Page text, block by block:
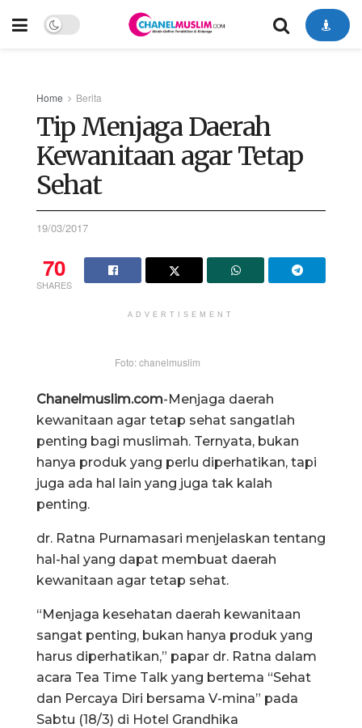
Home Berita
Tip Menjaga Daerah
Kewanitaan agar Tetap
Sehat
19/03/2017
70
SHARES
ADVERTISEMENT
Foto: chanelmuslim
Chanelmuslim.com-Menjaga daerah
kewanitaan agar tetap sehat sangatlah
penting bagi muslimah. Ternyata, bukan
hanya produk yang perlu diperhatikan, tapi
juga ada hal lain yang juga tak kalah
penting.
dr. Ratna Purnamasari menjelaskan tentang
hal-hal yang dapat membuat daerah
kewanitaan agar tetap sehat.
“Menjaga kesehatan daerah kewanitaan
sangat penting, bukan hanya produk yang
harus diperhatikan,” papar dr. Ratna dalam
acara Tea Time Talk yang bertema “Sehat
dan Percaya Diri bersama V-mina” pada
Sabtu (18/3) di Hotel Grandhika